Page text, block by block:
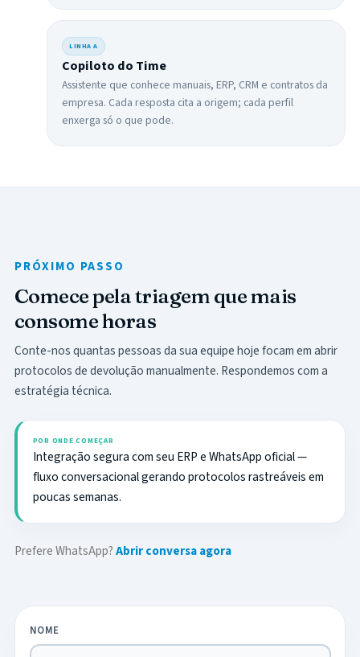
LINHAA
Copiloto do Time
Assistente que conhece manuais, ERP, CRM e contratos da
empresa. Cada resposta cita a origem; cada perfil
enxerga só o que pode.
PRÓXIMO PASSO
Comece pela triagem que mais
consome horas
Conte-nos quantas pessoas da sua equipe hoje focam em abrir
protocolos de devolução manualmente. Respondemos com a
estratégia técnica.
POR ONDE COMEÇAR
Integração segura com seu ERP e WhatsApp oficial —
fluxo conversacional gerando protocolos rastreáveis em
poucas semanas.
Prefere WhatsApp?Abrir conversa agora
NOME